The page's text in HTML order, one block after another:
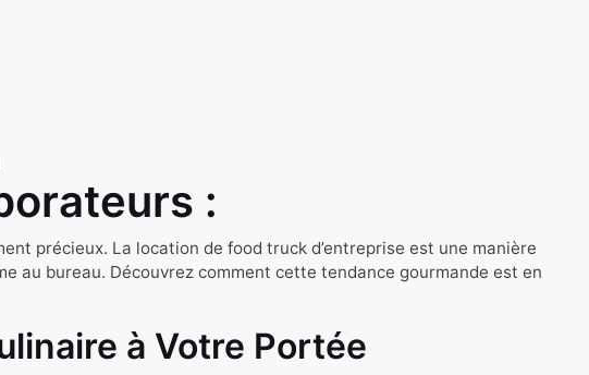
:
précieux. La location de food truck d’entreprise est une manière
au bureau. Découvrez comment cette tendance gourmande est en
à Votre Portée